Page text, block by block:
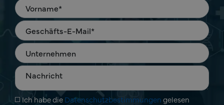
Ich habe dieDatenschutzbestimmungengelesen